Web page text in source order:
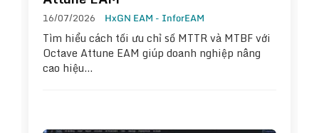
16/07/2026 HxGN EAM - InforEAM
Tìm hiểu cách tối ưu chỉ số MTTR và MTBF với
Octave Attune EAM giúp doanh nghiệp nâng
cao hiệu…